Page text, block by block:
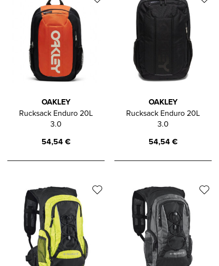
OAKLEY
Rucksack Enduro 20L
3.0
54,54€
OAKLEY
Rucksack Enduro 20L
3.0
54,54€